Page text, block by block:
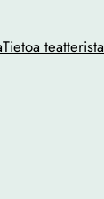
Tietoa teatterista